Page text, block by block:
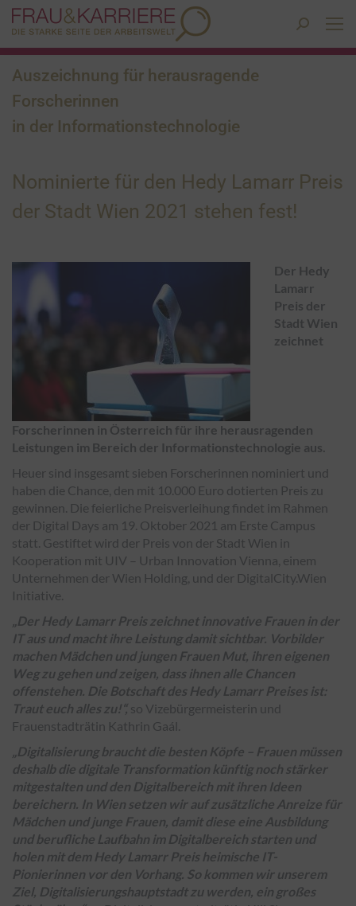
Search:
Auszeichnung für herausragende
Forscherinnen
in der Informationstechnologie
Nominierte für den Hedy Lamarr Preis
der Stadt Wien 2021 stehen fest!
Der Hedy
Lamarr
Preis der
Stadt Wien
zeichnet
Forscherinnen in Österreich für ihre herausragenden
Leistungen im Bereich der Informationstechnologie aus.
Heuer sind insgesamt sieben Forscherinnen nominiert und
haben die Chance, den mit 10.000 Euro dotierten Preis zu
gewinnen. Die feierliche Preisverleihung findet im Rahmen
der Digital Days am 19. Oktober 2021 am Erste Campus
statt. Gestiftet wird der Preis von der Stadt Wien in
Kooperation mit UIV – Urban Innovation Vienna, einem
Unternehmen der Wien Holding, und der DigitalCity.Wien
Initiative.
„Der Hedy Lamarr Preis zeichnet innovative Frauen in der
IT aus und macht ihre Leistung damit sichtbar. Vorbilder
machen Mädchen und jungen Frauen Mut, ihren eigenen
Weg zu gehen und zeigen, dass ihnen alle Chancen
offenstehen. Die Botschaft des Hedy Lamarr Preises ist:
Traut euch alles zu!“, so Vizebürgermeisterin und
Frauenstadträtin Kathrin Gaál.
„Digitalisierung braucht die besten Köpfe – Frauen müssen
deshalb die digitale Transformation künftig noch stärker
mitgestalten und den Digitalbereich mit ihren Ideen
bereichern. In Wien setzen wir auf zusätzliche Anreize für
Mädchen und junge Frauen, damit diese eine Ausbildung
und berufliche Laufbahn im Digitalbereich starten und
holen mit dem Hedy Lamarr Preis heimische IT-
Pionierinnen vor den Vorhang. So kommen wir unserem
Ziel, Digitalisierungshauptstadt zu werden, ein großes